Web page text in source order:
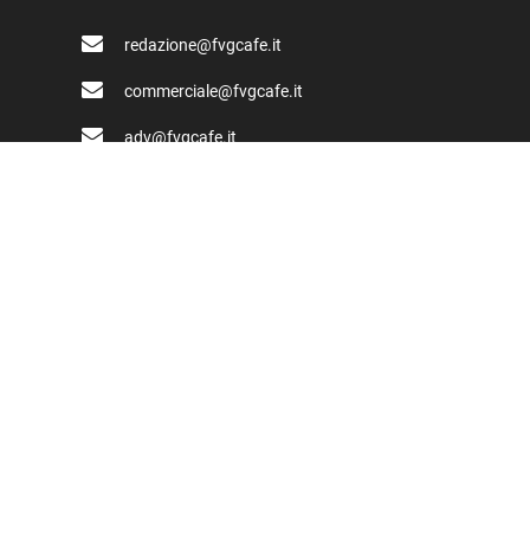
redazione@fvgcafe.it
commerciale@fvgcafe.it
adv@fvgcafe.it